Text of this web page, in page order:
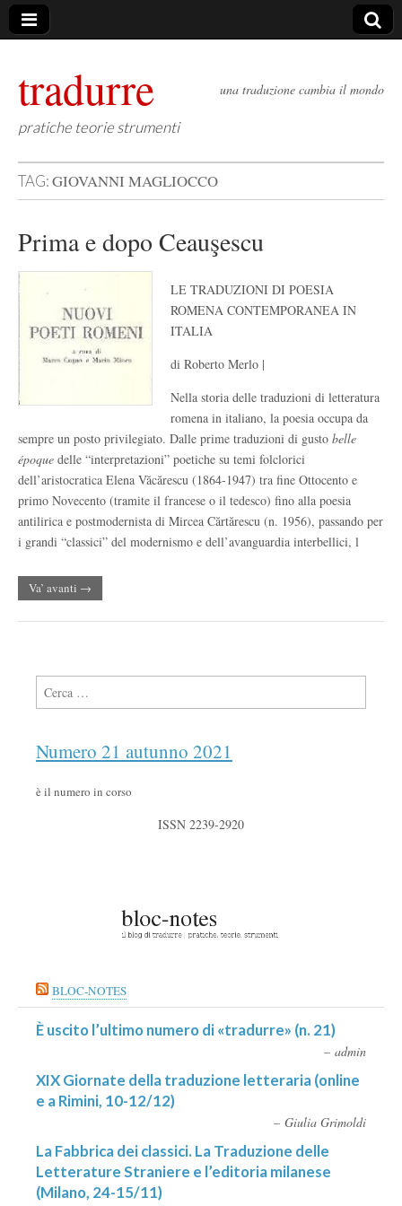
tradurre
pratiche teorie strumenti
una traduzione cambia il mondo
TAG:GIOVANNI MAGLIOCCO
Prima e dopo Ceauşescu
LE TRADUZIONI DI POESIA
ROMENA CONTEMPORANEA IN
ITALIA
di Roberto Merlo |
Nella storia delle traduzioni di letteratura
romena in italiano, la poesia occupa da
sempre un posto privilegiato. Dalle prime traduzioni di gusto belle
époque delle “interpretazioni” poetiche su temi folclorici
dell’aristocratica Elena Văcărescu (1864-1947) tra fine Ottocento e
primo Novecento (tramite il francese o il tedesco) fino alla poesia
antilirica e postmodernista di Mircea Cărtărescu (n. 1956), passando per
i grandi “classici” del modernismo e dell’avanguardia interbellici, l
Va’ avanti →
Ricerca per:
Numero 21 autunno 2021
è il numero in corso
ISSN 2239-2920
BLOC-NOTES
È uscito l’ultimo numero di «tradurre» (n. 21)
admin
XIX Giornate della traduzione letteraria (online
e a Rimini, 10-12/12)
Giulia Grimoldi
La Fabbrica dei classici. La Traduzione delle
Letterature Straniere e l’editoria milanese
(Milano, 24-15/11)